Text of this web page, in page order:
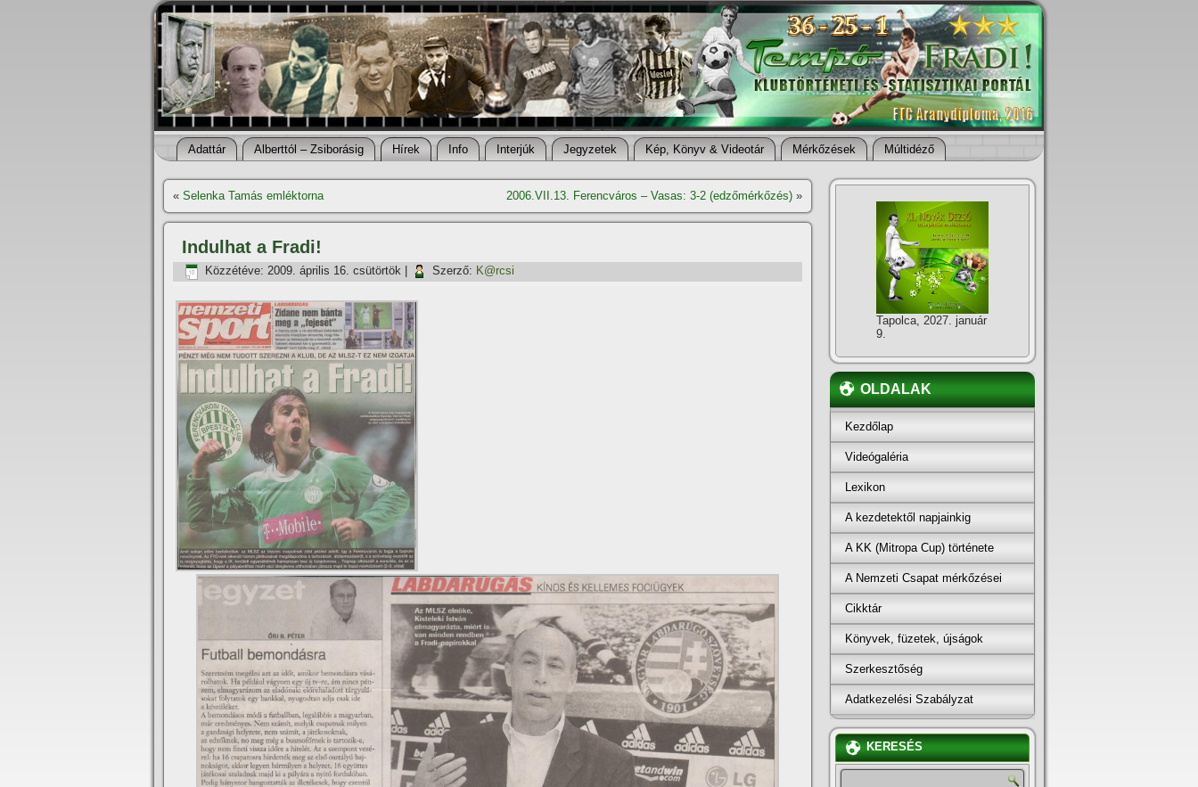
Adattár Alberttól – Zsiborásig Hí­rek Info Interjúk Jegyzetek Kép, Könyv & Videotár Mérkőzések Múltidéző
« Selenka Tamás emléktorna 2006.VII.13. Ferencváros – Vasas: 3-2 (edzőmérkőzés) »
Indulhat a Fradi!
Közzétéve: 2009. április 16. csütörtök Szerző: K@rcsi
Tapolca, 2027. január
9.
OLDALAK
Kezdőlap
Videógaléria
Lexikon
A kezdetektől napjainkig
A KK (Mitropa Cup) története
A Nemzeti Csapat mérkőzései
Cikktár
Könyvek, füzetek, újságok
Szerkesztőség
Adatkezelési Szabályzat
KERESÉS